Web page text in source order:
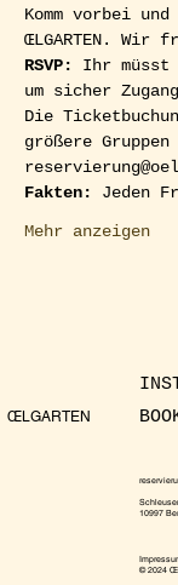
Komm vorbei
ŒLGARTEN.
RSVP: Ihr müsst
um sicher
Die
größere
Fakten:
Jeden
Mehr anzeigen
ŒLGARTEN
10997
© 2024